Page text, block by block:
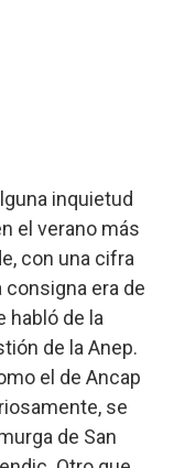
inquietud
el verano más
con una cifra
era de
habló de la
de la Anep.
el de Ancap
se
de San